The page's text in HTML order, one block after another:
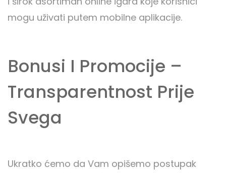
mogu uživati putem mobilne aplikacije.
Bonusi I Promocije –
Transparentnost Prije
Svega
Ukratko ćemo da Vam opišemo postupak